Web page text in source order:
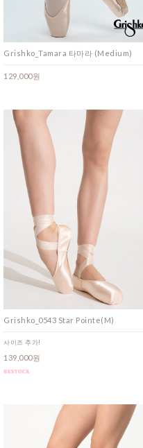
Grishko_Tamara 타마라 (Medium)
129,000원
Grishko_0543 Star Pointe(M)
사이즈 추가!
139,000원